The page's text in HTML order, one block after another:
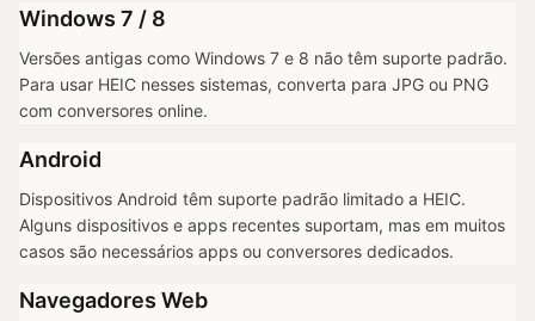
Windows 7 / 8
Versões antigas como Windows 7 e 8 não têm suporte padrão.
Para usar HEIC nesses sistemas, converta para JPG ou PNG
com conversores online.
Android
Dispositivos Android têm suporte padrão limitado a HEIC.
Alguns dispositivos e apps recentes suportam, mas em muitos
casos são necessários apps ou conversores dedicados.
Navegadores Web